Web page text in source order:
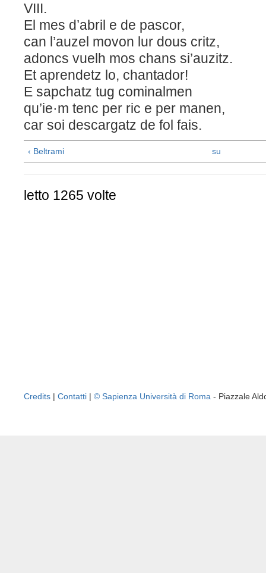
VIII.
El mes d’abril e de pascor,
can l’auzel movon lur dous critz,
adoncs vuelh mos chans si’auzitz.
Et aprendetz lo, chantador!
E sapchatz tug cominalmen
qu’ie·m tenc per ric e per manen,
car soi descargatz de fol fais.
‹ Beltrami su
letto 1265 volte
Credits | Contatti | © Sapienza Università di Roma - Piazzale